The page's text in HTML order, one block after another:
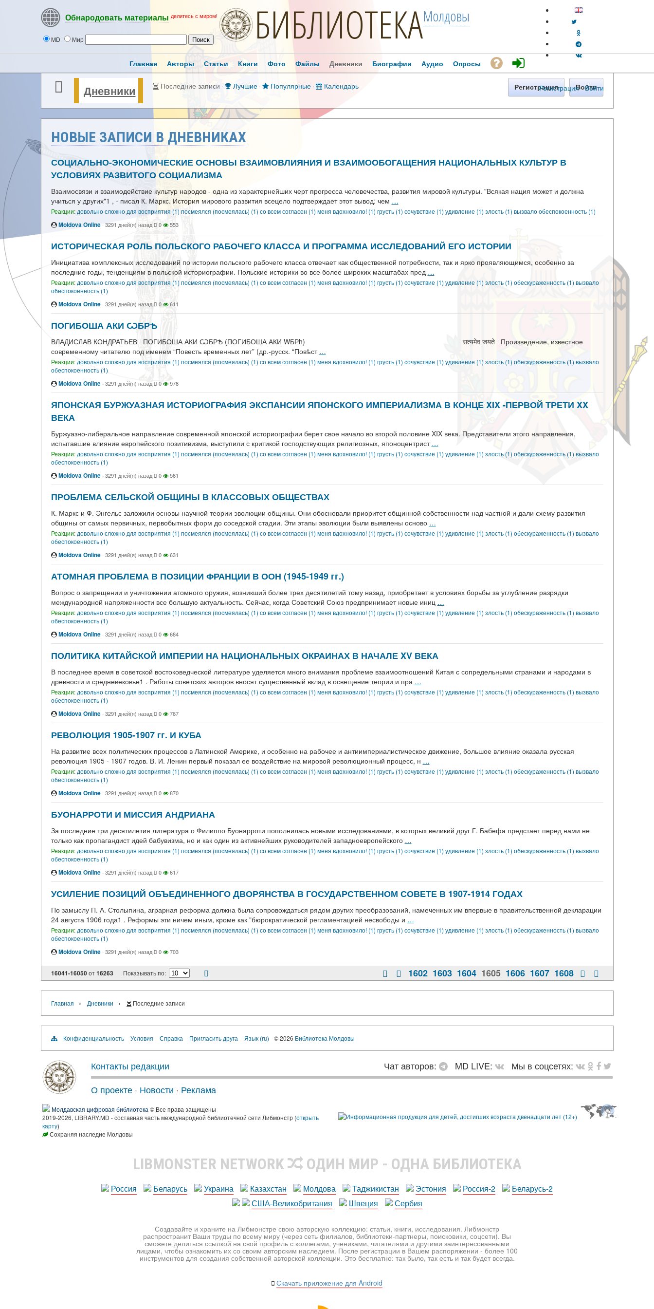
Обнародовать материалы делитесь с миром!
MD Мир БИБЛИОТЕКАМолдовы
Регистрация · Войти
Главная Авторы Статьи Книги Фото Файлы Дневники Биографии Аудио Опросы
Дневники Последние записи · Лучшие · Популярные · Календарь Регистрация Войти
НОВЫЕ ЗАПИСИ В ДНЕВНИКАХ
СОЦИАЛЬНО-ЭКОНОМИЧЕСКИЕ ОСНОВЫ ВЗАИМОВЛИЯНИЯ И ВЗАИМООБОГАЩЕНИЯ НАЦИОНАЛЬНЫХ КУЛЬТУР В
УСЛОВИЯХ РАЗВИТОГО СОЦИАЛИЗМА
Взаимосвязи и взаимодействие культур народов - одна из характернейших черт прогресса человечества, развития мировой культуры. "Всякая нация может и должна
учиться у других"1 , - писал К. Маркс. История мирового развития всецело подтверждает этот вывод: чем …
Реакции: довольно сложно для восприятия (1) посмеялся (посмеялась) (1) со всем согласен (1) меня вдохновило! (1) грусть (1) сочувствие (1) удивление (1) злость (1) вызвало обеспокоенность (1)
Moldova Online · 3291 дней(я) назад 0 553
ИСТОРИЧЕСКАЯ РОЛЬ ПОЛЬСКОГО РАБОЧЕГО КЛАССА И ПРОГРАММА ИССЛЕДОВАНИЙ ЕГО ИСТОРИИ
Инициатива комплексных исследований по истории польского рабочего класса отвечает как общественной потребности, так и ярко проявляющимся, особенно за
последние годы, тенденциям в польской историографии. Польские историки во все более широких масштабах пред …
Реакции: довольно сложно для восприятия (1) посмеялся (посмеялась) (1) со всем согласен (1) меня вдохновило! (1) грусть (1) сочувствие (1) удивление (1) злость (1) обескураженность (1) вызвало
обеспокоенность (1)
Moldova Online · 3291 дней(я) назад 0 611
ПОГИБОША АКИ ѠБРѢ
ВЛАДИСЛАВ КОНДРАТЬЕВ ПОГИБОША АКИ ѠБРѢ (ПОГИБОША АКИ WБРh) सत्यमेव जयते Произведение, известное
современному читателю под именем “Повесть временных лет” (др.-русск. “Повѣст …
Реакции: довольно сложно для восприятия (1) посмеялся (посмеялась) (1) со всем согласен (1) меня вдохновило! (1) грусть (1) сочувствие (1) удивление (1) злость (1) обескураженность (1) вызвало
обеспокоенность (1)
Moldova Online · 3291 дней(я) назад 0 978
ЯПОНСКАЯ БУРЖУАЗНАЯ ИСТОРИОГРАФИЯ ЭКСПАНСИИ ЯПОНСКОГО ИМПЕРИАЛИЗМА В КОНЦЕ XIX -ПЕРВОЙ ТРЕТИ XX
ВЕКА
Буржуазно-либеральное направление современной японской историографии берет свое начало во второй половине XIX века. Представители этого направления,
испытавшие влияние европейского позитивизма, выступили с критикой господствующих религиозных, японоцентрист …
Реакции: довольно сложно для восприятия (1) посмеялся (посмеялась) (1) со всем согласен (1) меня вдохновило! (1) грусть (1) сочувствие (1) удивление (1) злость (1) обескураженность (1) вызвало
обеспокоенность (1)
Moldova Online · 3291 дней(я) назад 0 561
ПРОБЛЕМА СЕЛЬСКОЙ ОБЩИНЫ В КЛАССОВЫХ ОБЩЕСТВАХ
К. Маркс и Ф. Энгельс заложили основы научной теории эволюции общины. Они обосновали приоритет общинной собственности над частной и дали схему развития
общины от самых первичных, первобытных форм до соседской стадии. Эти этапы эволюции были выявлены осново …
Реакции: довольно сложно для восприятия (1) посмеялся (посмеялась) (1) со всем согласен (1) меня вдохновило! (1) грусть (1) сочувствие (1) удивление (1) злость (1) обескураженность (1) вызвало
обеспокоенность (1)
Moldova Online · 3291 дней(я) назад 0 631
АТОМНАЯ ПРОБЛЕМА В ПОЗИЦИИ ФРАНЦИИ В ООН (1945-1949 гг.)
Вопрос о запрещении и уничтожении атомного оружия, возникший более трех десятилетий тому назад, приобретает в условиях борьбы за углубление разрядки
международной напряженности все большую актуальность. Сейчас, когда Советский Союз предпринимает новые иниц …
Реакции: довольно сложно для восприятия (1) посмеялся (посмеялась) (1) со всем согласен (1) меня вдохновило! (1) грусть (1) сочувствие (1) удивление (1) злость (1) обескураженность (1) вызвало
обеспокоенность (1)
Moldova Online · 3291 дней(я) назад 0 684
ПОЛИТИКА КИТАЙСКОЙ ИМПЕРИИ НА НАЦИОНАЛЬНЫХ ОКРАИНАХ В НАЧАЛЕ XV ВЕКА
В последнее время в советской востоковедческой литературе уделяется много внимания проблеме взаимоотношений Китая с сопредельными странами и народами в
древности и средневековье1 . Работы советских авторов вносят существенный вклад в освещение теории и пра …
Реакции: довольно сложно для восприятия (1) посмеялся (посмеялась) (1) со всем согласен (1) меня вдохновило! (1) грусть (1) сочувствие (1) удивление (1) злость (1) обескураженность (1) вызвало
обеспокоенность (1)
Moldova Online · 3291 дней(я) назад 0 767
РЕВОЛЮЦИЯ 1905-1907 гг. И КУБА
На развитие всех политических процессов в Латинской Америке, и особенно на рабочее и антиимпериалистическое движение, большое влияние оказала русская
революция 1905 - 1907 годов. В. И. Ленин первый показал ее воздействие на мировой революционный процесс, н …
Реакции: довольно сложно для восприятия (1) посмеялся (посмеялась) (1) со всем согласен (1) меня вдохновило! (1) грусть (1) сочувствие (1) удивление (1) злость (1) обескураженность (1) вызвало
обеспокоенность (1)
Moldova Online · 3291 дней(я) назад 0 870
БУОНАРРОТИ И МИССИЯ АНДРИАНА
За последние три десятилетия литература о Филиппо Буонарроти пополнилась новыми исследованиями, в которых великий друг Г. Бабефа предстает перед нами не
только как пропагандист идей бабувизма, но и как один из активнейших руководителей западноевропейского …
Реакции: довольно сложно для восприятия (1) посмеялся (посмеялась) (1) со всем согласен (1) меня вдохновило! (1) грусть (1) сочувствие (1) удивление (1) злость (1) обескураженность (1) вызвало
обеспокоенность (1)
Moldova Online · 3291 дней(я) назад 0 617
УСИЛЕНИЕ ПОЗИЦИЙ ОБЪЕДИНЕННОГО ДВОРЯНСТВА В ГОСУДАРСТВЕННОМ СОВЕТЕ В 1907-1914 ГОДАХ
По замыслу П. А. Столыпина, аграрная реформа должна была сопровождаться рядом других преобразований, намеченных им впервые в правительственной декларации
24 августа 1906 года1 . Реформы эти ничем иным, кроме как "бюрократической регламентацией несвободы и …
Реакции: довольно сложно для восприятия (1) посмеялся (посмеялась) (1) со всем согласен (1) меня вдохновило! (1) грусть (1) сочувствие (1) удивление (1) злость (1) обескураженность (1) вызвало
обеспокоенность (1)
Moldova Online · 3291 дней(я) назад 0 703
16041-16050от16263 Показывать по: 1602 1603 1604 1605 1606 1607 1608
Главная › Дневники › Последние записи
Конфиденциальность Условия Справка Пригласить друга Язык (ru) © 2026 Библиотека Молдовы
Контакты редакции Чат авторов: MD LIVE:
Мы в соцсетях:
О проекте · Новости · Реклама
Молдавская цифровая библиотека © Все права защищены
2019-2026, LIBRARY.MD - составная часть международной библиотечной сети Либмонстр (открыть
карту)
Сохраняя наследие Молдовы
LIBMONSTER NETWORK ОДИН МИР - ОДНА БИБЛИОТЕКА
Россия Беларусь Украина Казахстан Молдова Таджикистан Эстония Россия-2
Беларусь-2
США-Великобритания
Швеция Сербия
Создавайте и храните на Либмонстре свою авторскую коллекцию: статьи, книги, исследования. Либмонстр
распространит Ваши труды по всему миру (через сеть филиалов, библиотеки-партнеры, поисковики, соцсети). Вы
сможете делиться ссылкой на свой профиль с коллегами, учениками, читателями и другими заинтересованными
лицами, чтобы ознакомить их со своим авторским наследием. После регистрации в Вашем распоряжении - более 100
инструментов для создания собственной авторской коллекции. Это бесплатно: так было, так есть и так будет всегда.
Скачать приложение для Android